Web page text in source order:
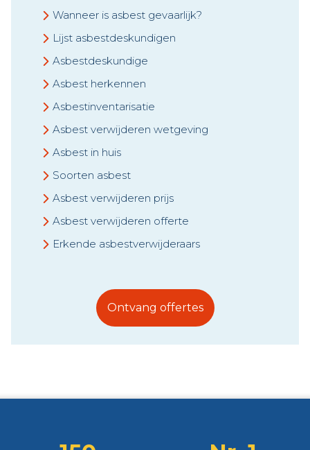
Wanneer is asbest gevaarlijk?
Lijst asbestdeskundigen
Asbestdeskundige
Asbest herkennen
Asbestinventarisatie
Asbest verwijderen wetgeving
Asbest in huis
Soorten asbest
Asbest verwijderen prijs
Asbest verwijderen offerte
Erkende asbestverwijderaars
Ontvang offertes